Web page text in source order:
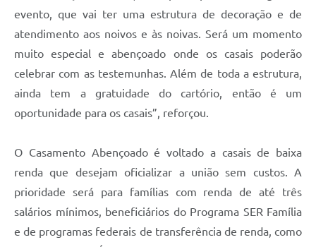
evento, que vai ter uma estrutura de decoração e de
atendimento aos noivos e às noivas. Será um momento
muito especial e abençoado onde os casais poderão
celebrar com as testemunhas. Além de toda a estrutura,
ainda tem a gratuidade do cartório, então é um
oportunidade para os casais”, reforçou.
O Casamento Abençoado é voltado a casais de baixa
renda que desejam oficializar a união sem custos. A
prioridade será para famílias com renda de até três
salários mínimos, beneficiários do Programa SER Família
e de programas federais de transferência de renda, como